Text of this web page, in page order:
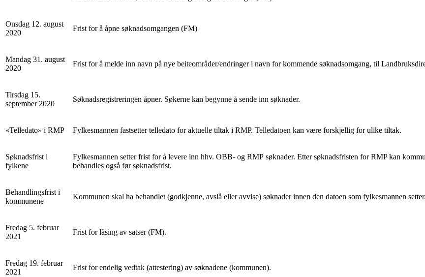
Onsdag 12. august
2020
Frist for å åpne søknadsomgangen (FM)
Mandag 31. august
2020
Frist for å melde inn navn på nye beiteområder/endringer i navn for kommende søknadsomgang, til
Tirsdag 15.
september 2020
Søknadsregistreringen åpner. Søkerne kan begynne å sende inn søknader.
«Telledato» i RMP Fylkesmannen fastsetter telledato for aktuelle tiltak i RMP. Telledatoen kan være forskjellig for ulike tiltak.
Søknadsfrist i
fylkene
Fylkesmannen setter frist for å levere inn hhv. OBB- og RMP søknader. Etter søknadsfristen for RMP kan
behandles også før søknadsfrist.
Behandlingsfrist i
kommunene
Kommunen skal ha behandlet (godkjenne, avslå eller avvise) søknader innen den datoen som fylkesmannen setter.
Fredag 5. februar
2021
Frist for låsing av satser (FM).
Fredag 19. februar
2021
Frist for endelig vedtak (attestering) av søknadene (kommunen).